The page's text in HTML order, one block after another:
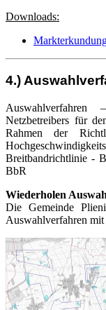
Downloads:
4.)
Netzbetreibers für
Rahmen der
Breitbandrichtlinie -
BbR
Wiederholen
Die Gemeinde
Auswahlverfahren mit